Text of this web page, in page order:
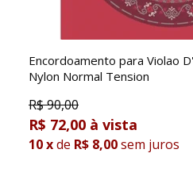
Encordoamento para Violao
Nylon Normal Tension
R$90,00
R$ 72,00
10xde R$ 8,00sem juros